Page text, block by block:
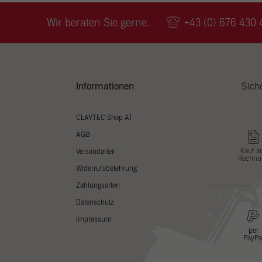
Wir beraten Sie gerne. +43 (0) 676 430
Informationen
CLAYTEC Shop AT
AGB
Versandarten
Widerrufsbelehrung
Zahlungsarten
Datenschutz
Impressum
Kauf
per
PayPal
zu